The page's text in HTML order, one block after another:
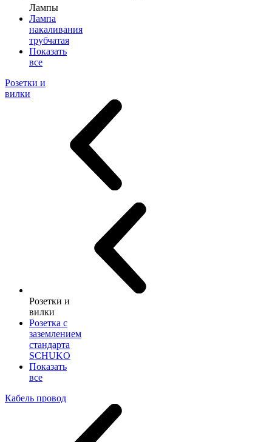
Лампы
Лампа
накаливания
трубчатая
Показать
все
Розетки и
вилки
Розетки и
вилки
Розетка с
заземлением
стандарта
SCHUKO
Показать
все
Кабель провод